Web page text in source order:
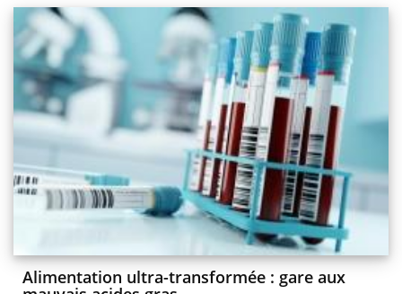
Alimentation ultra-transformée : gare aux